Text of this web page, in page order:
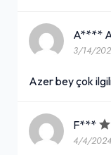
A****
3/14/
Azer bey çok
F***
4/4/2024